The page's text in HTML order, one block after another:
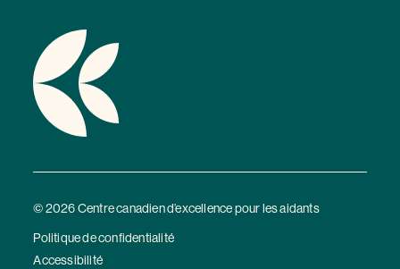
© 2026 Centre canadien d’excellence pour les aidants
Politique de confidentialité
Accessibilité